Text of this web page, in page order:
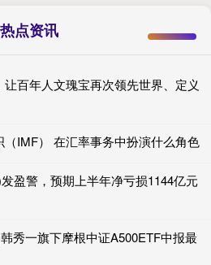
热点资讯
百年人文瑰宝再次领先世界、定义
IMF） 在汇率事务中扮演什么角色
盈警，预期上半年净亏损1144亿元
秀一旗下摩根中证A500ETF中报最